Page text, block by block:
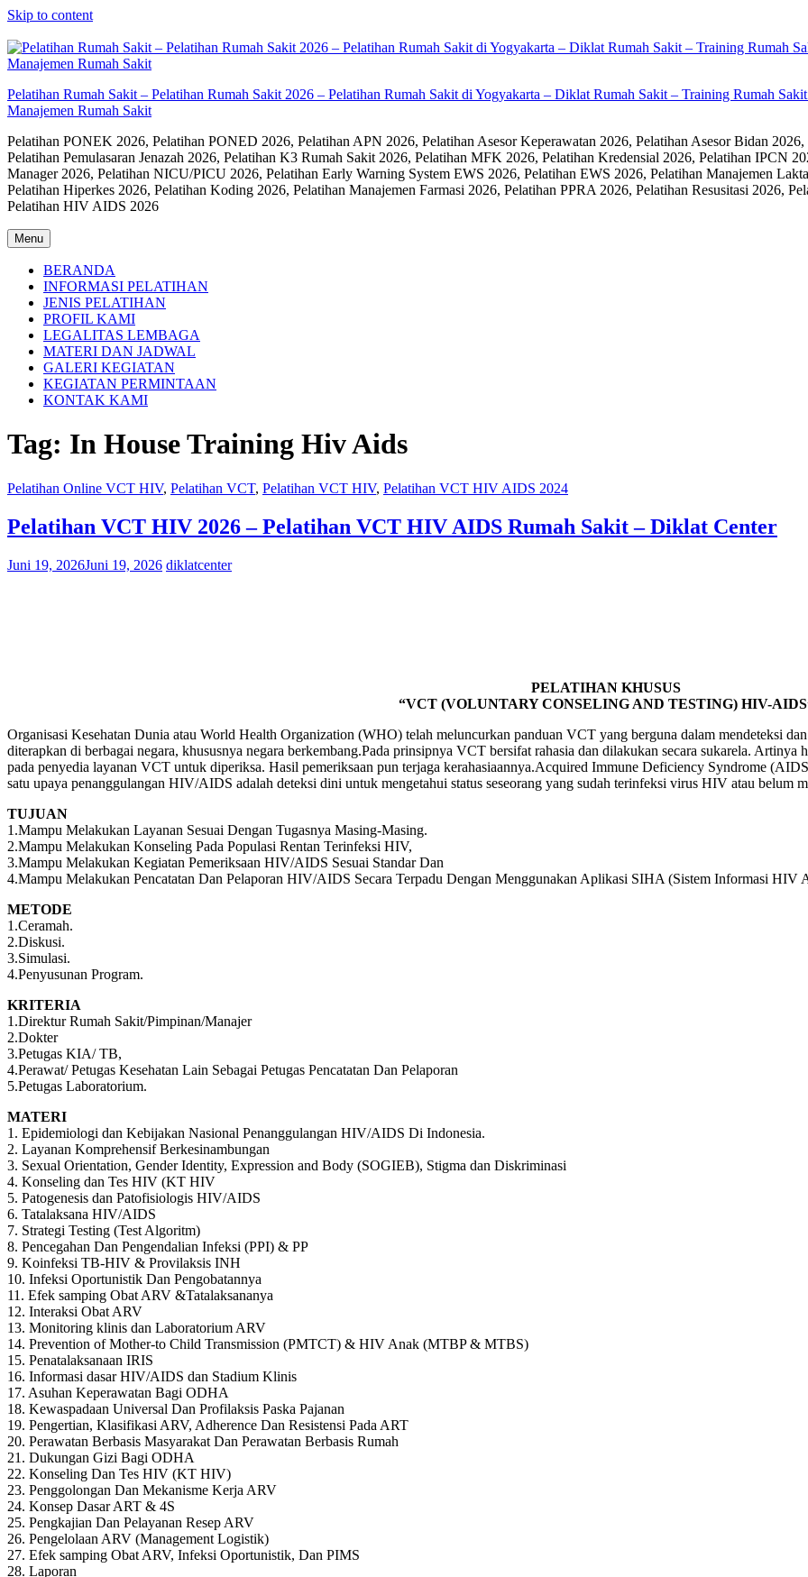
Skip to content
Pelatihan Rumah Sakit – Pelatihan Rumah Sakit 2026 – Pelatihan Rumah Sakit di Yogyakarta – Diklat Rumah Sakit – Training Rumah
Manajemen Rumah Sakit
Pelatihan PONEK 2026, Pelatihan PONED 2026, Pelatihan APN 2026, Pelatihan Asesor Keperawatan 2026, Pelatihan Asesor Bidan
Pelatihan Pemulasaran Jenazah 2026, Pelatihan K3 Rumah Sakit 2026, Pelatihan MFK 2026, Pelatihan Kredensial 2026, Pelatihan IPCN
Manager 2026, Pelatihan NICU/PICU 2026, Pelatihan Early Warning System EWS 2026, Pelatihan EWS 2026, Pelatihan Manajemen
Pelatihan Hiperkes 2026, Pelatihan Koding 2026, Pelatihan Manajemen Farmasi 2026, Pelatihan PPRA 2026, Pelatihan Resusitasi 2026,
Pelatihan HIV AIDS 2026
Menu
BERANDA
INFORMASI PELATIHAN
JENIS PELATIHAN
PROFIL KAMI
LEGALITAS LEMBAGA
MATERI DAN JADWAL
GALERI KEGIATAN
KEGIATAN PERMINTAAN
KONTAK KAMI
Tag: In House Training Hiv Aids
Pelatihan Online VCT HIV, Pelatihan VCT, Pelatihan VCT HIV, Pelatihan VCT HIV AIDS 2024
Pelatihan VCT HIV 2026 – Pelatihan VCT HIV AIDS Rumah Sakit – Diklat Center
Juni 19, 2026Juni 19, 2026 diklatcenter
PELATIHAN KHUSUS
“VCT (VOLUNTARY CONSELING AND TESTING) HIV-
Organisasi Kesehatan Dunia atau World Health Organization (WHO) telah meluncurkan panduan VCT yang berguna dalam mendeteksi
diterapkan di berbagai negara, khususnya negara berkembang.Pada prinsipnya VCT bersifat rahasia dan dilakukan secara sukarela. Artinya
pada penyedia layanan VCT untuk diperiksa. Hasil pemeriksaan pun terjaga kerahasiaannya.Acquired Immune Deficiency Syndrome
satu upaya penanggulangan HIV/AIDS adalah deteksi dini untuk mengetahui status seseorang yang sudah terinfeksi virus HIV atau belum
TUJUAN
1.Mampu Melakukan Layanan Sesuai Dengan Tugasnya Masing-Masing.
2.Mampu Melakukan Konseling Pada Populasi Rentan Terinfeksi HIV,
3.Mampu Melakukan Kegiatan Pemeriksaan HIV/AIDS Sesuai Standar Dan
4.Mampu Melakukan Pencatatan Dan Pelaporan HIV/AIDS Secara Terpadu Dengan Menggunakan Aplikasi SIHA (Sistem Informasi HIV
METODE
1.Ceramah.
2.Diskusi.
3.Simulasi.
4.Penyusunan Program.
KRITERIA
1.Direktur Rumah Sakit/Pimpinan/Manajer
2.Dokter
3.Petugas KIA/ TB,
4.Perawat/ Petugas Kesehatan Lain Sebagai Petugas Pencatatan Dan Pelaporan
5.Petugas Laboratorium.
MATERI
1. Epidemiologi dan Kebijakan Nasional Penanggulangan HIV/AIDS Di Indonesia.
2. Layanan Komprehensif Berkesinambungan
3. Sexual Orientation, Gender Identity, Expression and Body (SOGIEB), Stigma dan Diskriminasi
4. Konseling dan Tes HIV (KT HIV
5. Patogenesis dan Patofisiologis HIV/AIDS
6. Tatalaksana HIV/AIDS
7. Strategi Testing (Test Algoritm)
8. Pencegahan Dan Pengendalian Infeksi (PPI) & PP
9. Koinfeksi TB-HIV & Provilaksis INH
10. Infeksi Oportunistik Dan Pengobatannya
11. Efek samping Obat ARV &Tatalaksananya
12. Interaksi Obat ARV
13. Monitoring klinis dan Laboratorium ARV
14. Prevention of Mother-to Child Transmission (PMTCT) & HIV Anak (MTBP & MTBS)
15. Penatalaksanaan IRIS
16. Informasi dasar HIV/AIDS dan Stadium Klinis
17. Asuhan Keperawatan Bagi ODHA
18. Kewaspadaan Universal Dan Profilaksis Paska Pajanan
19. Pengertian, Klasifikasi ARV, Adherence Dan Resistensi Pada ART
20. Perawatan Berbasis Masyarakat Dan Perawatan Berbasis Rumah
21. Dukungan Gizi Bagi ODHA
22. Konseling Dan Tes HIV (KT HIV)
23. Penggolongan Dan Mekanisme Kerja ARV
24. Konsep Dasar ART & 4S
25. Pengkajian Dan Pelayanan Resep ARV
26. Pengelolaan ARV (Management Logistik)
27. Efek samping Obat ARV, Infeksi Oportunistik, Dan PIMS
28. Laporan